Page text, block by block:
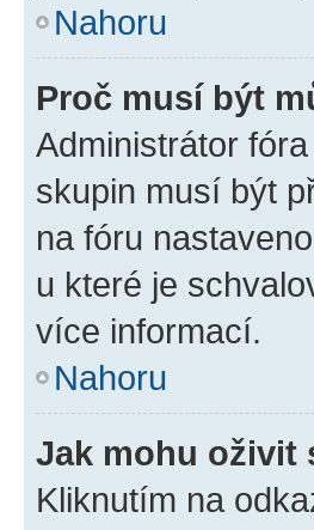
Nahoru
Proč musí být
Administrátor
skupin musí být
na fóru
u které je
více informací.
Nahoru
Jak mohu oživit
Kliknutím na